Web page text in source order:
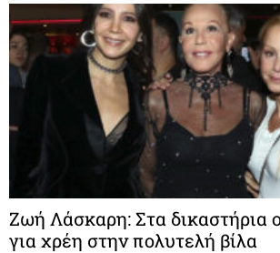
Ζωή Λάσκαρη: Στα δικαστήρια
για χρέη στην πολυτελή βίλα